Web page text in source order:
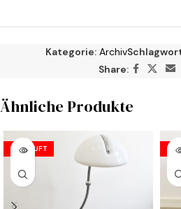
Kategorie: Archiv
Share:
Ähnliche Produkte
VERKAUFT